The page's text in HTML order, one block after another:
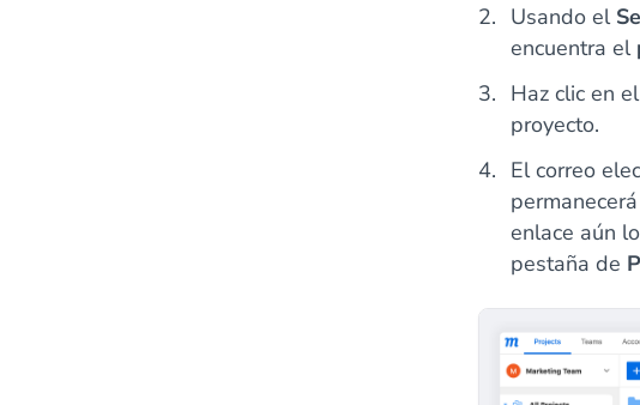
Usando el
encuentra el
Haz clic en
proyecto.
El correo
enlace aún
pestaña de